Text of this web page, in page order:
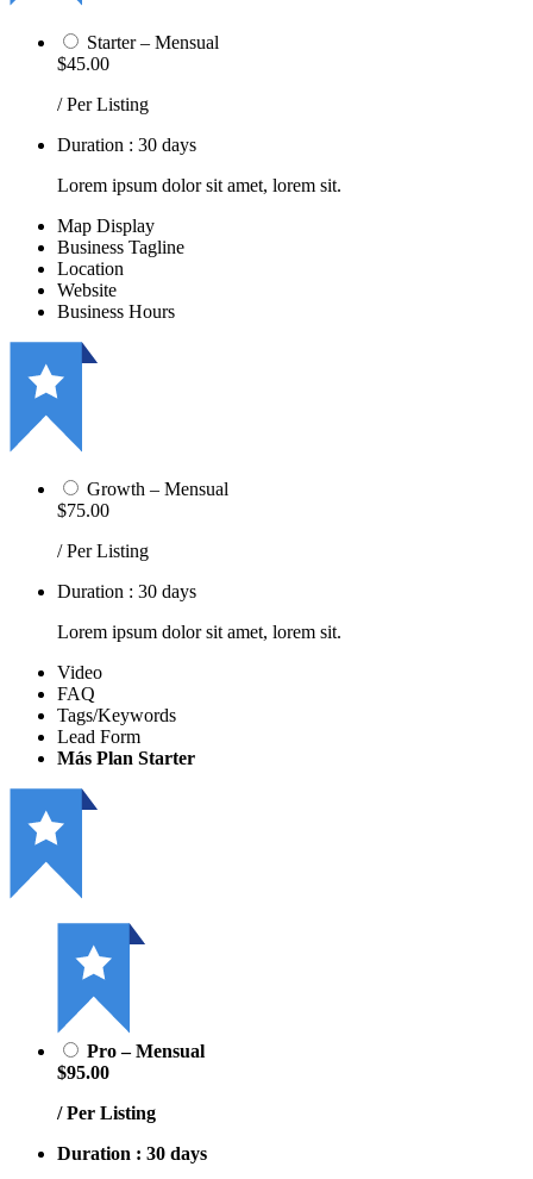
Starter – Mensual
$45.00
/ Per Listing
Duration : 30 days
Lorem ipsum dolor sit amet, lorem sit.
Map Display
Business Tagline
Location
Website
Business Hours
Growth – Mensual
$75.00
/ Per Listing
Duration : 30 days
Lorem ipsum dolor sit amet, lorem sit.
Video
FAQ
Tags/Keywords
Lead Form
Más Plan Starter
Pro – Mensual
$95.00
/ Per Listing
Duration : 30 days